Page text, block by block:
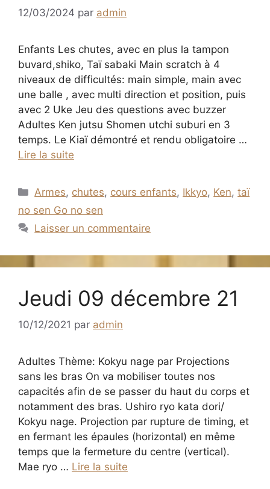
12/03/2024 par admin
Enfants Les chutes, avec en plus la tampon
buvard,shiko, Taï sabaki Main scratch à 4
niveaux de difficultés: main simple, main avec
une balle , avec multi direction et position, puis
avec 2 Uke Jeu des questions avec buzzer
Adultes Ken jutsu Shomen utchi suburi en 3
temps. Le Kiaï démontré et rendu obligatoire …
Lire la suite
Catégories
Armes, chutes, cours enfants, Ikkyo, Ken,taï
no sen Go no sen
Laisser un commentaire
Jeudi 09 décembre 21
10/12/2021 par admin
Adultes Thème: Kokyu nage par Projections
sans les bras On va mobiliser toutes nos
capacités afin de se passer du haut du corps et
notamment des bras. Ushiro ryo kata dori/
Kokyu nage. Projection par rupture de timing, et
en fermant les épaules (horizontal) en même
temps que la fermeture du centre (vertical).
Mae ryo … Lire la suite